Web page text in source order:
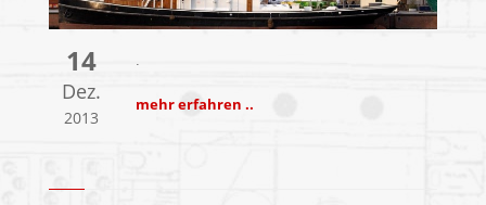
14
Dez.
2013
.
mehr erfahren ..